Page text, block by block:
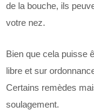
de la bouche, ils
votre nez.
Bien que cela puisse
libre et sur
Certains remèdes
soulagement.